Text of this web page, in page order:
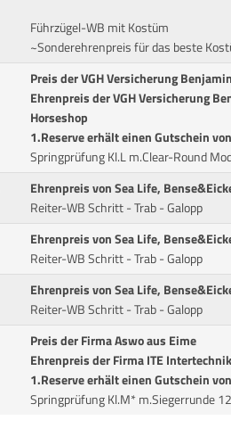
Führzügel-WB mit Kostüm
~Sonderehrenpreis für das beste
Preis der VGH Versicherung
Ehrenpreis der VGH Versicherung
Horseshop
1.Reserve erhält einen Gutschein
Springprüfung Kl.L m.Clear-Round
Ehrenpreis von Sea Life,
Reiter-WB Schritt - Trab - Galopp
Ehrenpreis von Sea Life,
Reiter-WB Schritt - Trab - Galopp
Ehrenpreis von Sea Life,
Reiter-WB Schritt - Trab - Galopp
Preis der Firma Aswo aus Eime
Ehrenpreis der Firma ITE
1.Reserve erhält einen Gutschein
Springprüfung Kl.M* m.Siegerrunde